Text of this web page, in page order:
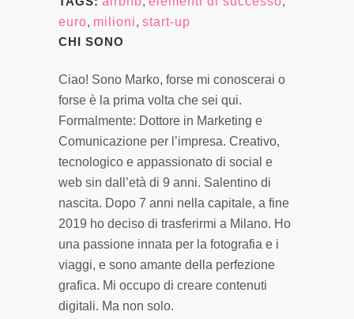
euro, milioni, start-up
CHI SONO
Ciao! Sono Marko, forse mi conoscerai o
forse è la prima volta che sei qui.
Formalmente: Dottore in Marketing e
Comunicazione per l’impresa. Creativo,
tecnologico e appassionato di social e
web sin dall’età di 9 anni. Salentino di
nascita. Dopo 7 anni nella capitale, a fine
2019 ho deciso di trasferirmi a Milano. Ho
una passione innata per la fotografia e i
viaggi, e sono amante della perfezione
grafica. Mi occupo di creare contenuti
digitali. Ma non solo.